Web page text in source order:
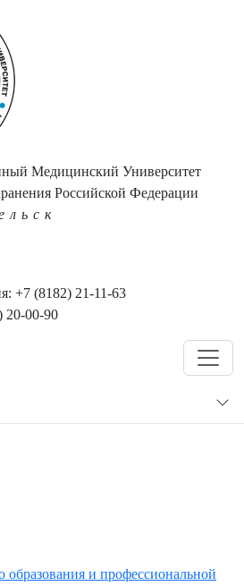
Медицинский Университет
Российской Федерации
+7 (8182) 21-11-63
20-00-90
образования и профессиональной